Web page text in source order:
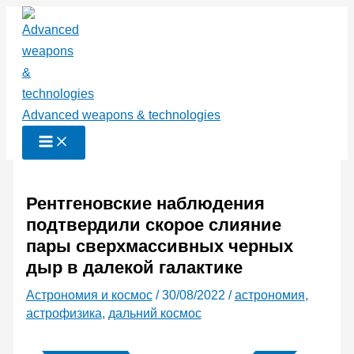
Перейти
содержимому
Advanced weapons & technologies
Рентгеновские наблюдения
подтвердили скорое слияние
пары сверхмассивных черных
дыр в далекой галактике
Астрономия и космос/30/08/2022 /астрономия,
астрофизика, дальний космос